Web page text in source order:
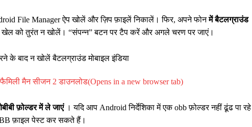
File Manager ऐप खोलें और ज़िप फ़ाइलें निकालें। फिर, अपने फोनमें बैटलग्राउंड
को तुरंत न खोलें। “संपन्न” बटन पर टैप करें और अगले चरण पर जाएं।
मैन सीजन 2 डाउनलोड(Opens in a new browser tab)
फ़ोल्डर में ले जाएं। यदि आप Android निर्देशिका में एक obb फ़ोल्डर नहीं ढूंढ पा रहे
फ़ाइल पेस्ट कर सकते हैं।